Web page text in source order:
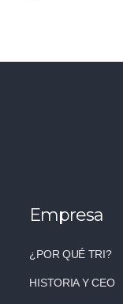
Empresa
¿POR QUÉ TRI?
HISTORIA Y CEO